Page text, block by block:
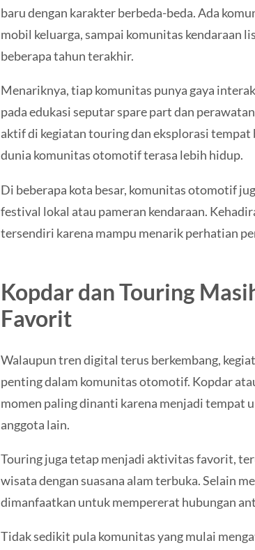
baru dengan karakter berbeda-beda. Ada
mobil keluarga, sampai komunitas kendaraan
beberapa tahun terakhir.
Menariknya, tiap komunitas punya gaya
pada edukasi seputar spare part dan
aktif di kegiatan touring dan eksplorasi
dunia komunitas otomotif terasa lebih hidup.
Di beberapa kota besar, komunitas otomotif
festival lokal atau pameran kendaraan.
tersendiri karena mampu menarik perhatian
Kopdar dan Touring
Favorit
Walaupun tren digital terus berkembang,
penting dalam komunitas otomotif. Kopdar
momen paling dinanti karena menjadi tempat
anggota lain.
Touring juga tetap menjadi aktivitas favorit,
wisata dengan suasana alam terbuka. Selain
dimanfaatkan untuk mempererat hubungan
Tidak sedikit pula komunitas yang mulai